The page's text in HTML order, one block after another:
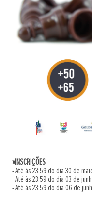
»INSCRIÇÕES
- Até às 23:59 do dia 30 de
- Até às 23:59 do dia 03 de
- Até às 23:59 do dia 06 de